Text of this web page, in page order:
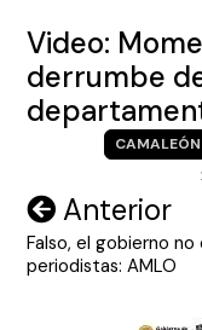
Video:
derrumbe
CAMALEÓN
Navegación
de
Anterior
Falso, el gobierno no
periodistas: AMLO